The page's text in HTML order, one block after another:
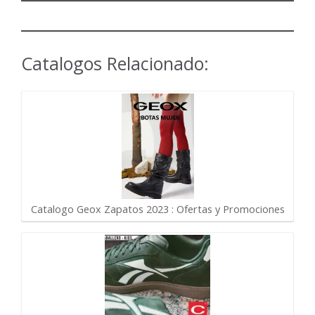
Catalogos Relacionado:
Catalogo Geox Zapatos 2023 : Ofertas y Promociones